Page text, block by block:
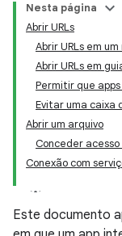
Nesta página
Abrir URLs
Abrir URLs em
Abrir URLs em
Permitir que
Evitar uma caixa
Abrir um arquivo
Conceder acesso
Conexão com
Este documento